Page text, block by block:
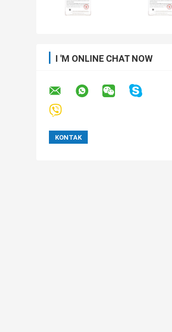
I 'M ONLINE CHAT NOW